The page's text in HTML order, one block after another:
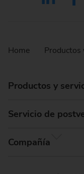
Home Productos
Productos y
Servicio de
Compañía